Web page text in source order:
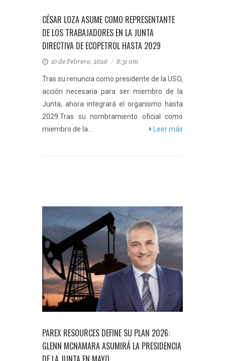
CÉSAR LOZA ASUME COMO REPRESENTANTE
DE LOS TRABAJADORES EN LA JUNTA
DIRECTIVA DE ECOPETROL HASTA 2029
10 de Febrero, 2026 / 8:31 am
Tras su renuncia como presidente de la USO,
acción necesaria para ser miembro de la
Junta, ahora integrará el organismo hasta
2029.Tras su nombramiento oficial como
miembro de la...
Leer más
PAREX RESOURCES DEFINE SU PLAN 2026:
GLENN MCNAMARA ASUMIRÁ LA PRESIDENCIA